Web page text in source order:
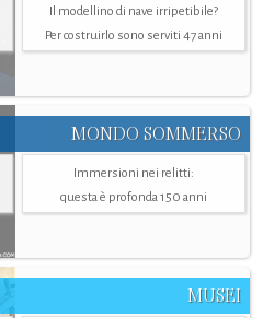
Il modellino di nave irripetibile?
Per costruirlo sono serviti 47 anni
MONDO SOMMERSO
Immersioni nei relitti:
questa è profonda 150 anni
MUSEI